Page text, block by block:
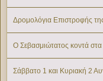
Δρομολόγια Επιστροφής
Ο Σεβασμιώτατος κοντά στα
Σάββατο 1 και Κυριακή 2